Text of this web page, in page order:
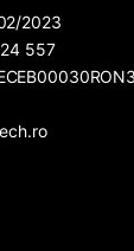
2023
557